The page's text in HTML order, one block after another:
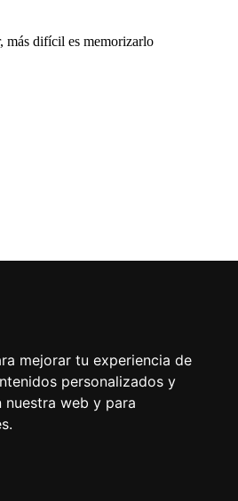
mejorar tu experiencia de
personalizados y
nuestra web y para